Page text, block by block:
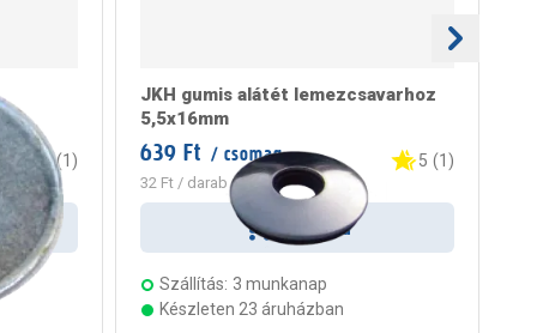
5 (1 )
JKH gumis alátét lemezcsavarhoz
5,5x16mm
639 Ft / csomag
32 Ft/ darab
5 (1 )
Kosárba
Szállítás: 3 munkanap
Készleten 23 áruházban